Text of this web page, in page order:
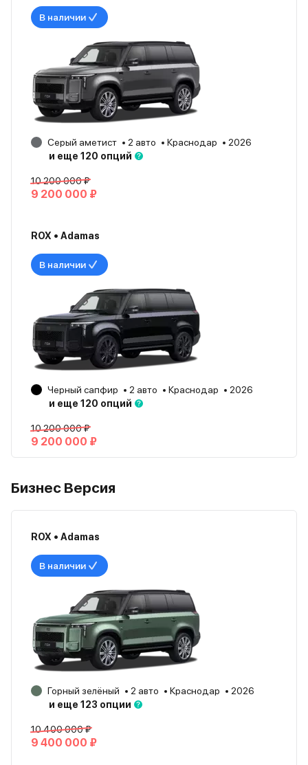
В наличии
Серый аметист 2 авто Краснодар
2026
и еще 120 опций
10 200 000 ₽
9 200 000 ₽
ROX • Adamas
В наличии
Черный сапфир 2 авто Краснодар
2026
и еще 120 опций
10 200 000 ₽
9 200 000 ₽
Бизнес Версия
ROX • Adamas
В наличии
Горный зелёный 2 авто Краснодар
2026
и еще 123 опции
10 400 000 ₽
9 400 000 ₽